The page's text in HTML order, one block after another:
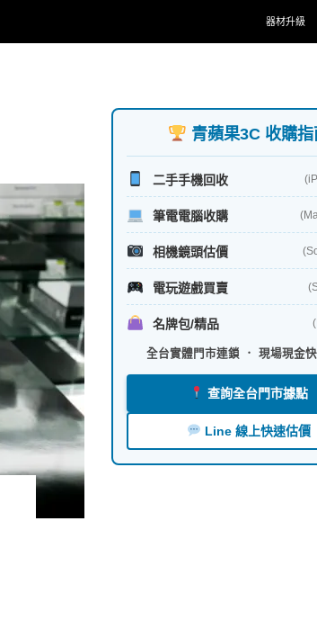
器材升級
青蘋果3C 收購指
二手手機回收
筆電電腦收購
相機鏡頭估價
電玩遊戲買賣
名牌包/精品
全台實體門市連鎖 ． 現場現金
查詢全台門市據點
Line 線上快速估價